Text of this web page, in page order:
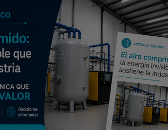
Válvulas de equilibrado para sistemas calefacción
NOTICIAS PRODUCTOS
EMPRESAS PREMIUM